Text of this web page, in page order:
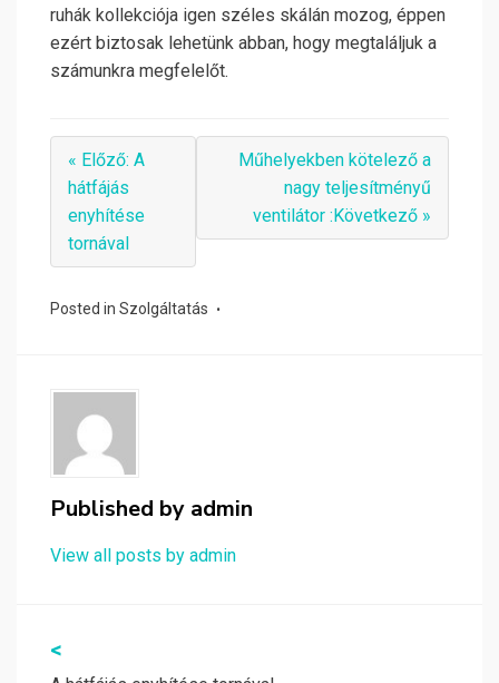
ruhák kollekciója igen széles skálán mozog, éppen
ezért biztosak lehetünk abban, hogy megtaláljuk a
számunkra megfelelőt.
« Előző: A
hátfájás
enyhítése
tornával
Műhelyekben kötelező a
nagy teljesítményű
ventilátor :Következő »
Posted in Szolgáltatás
Published by admin
View all posts by admin
Bejegyzés
<